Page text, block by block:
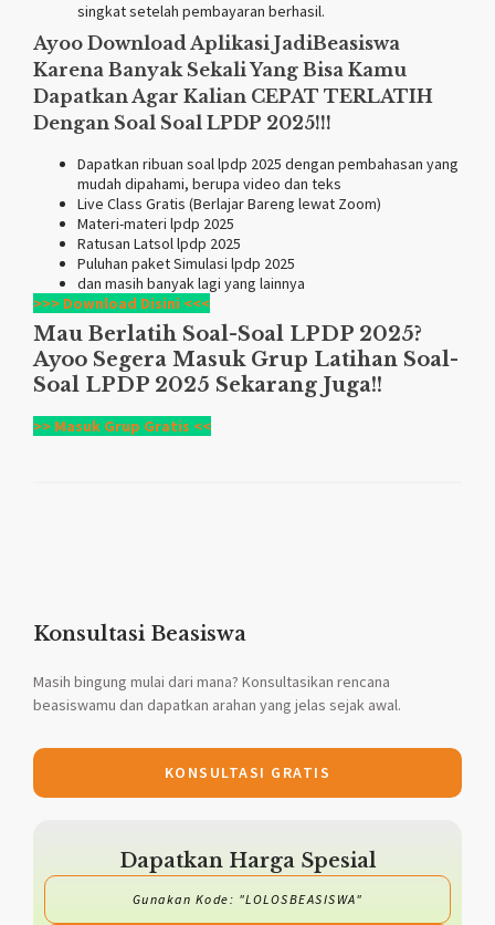
Konsultasi Beasiswa
Masih bingung mulai dari mana? Konsultasikan rencana
beasiswamu dan dapatkan arahan yang jelas sejak awal.
KONSULTASI GRATIS
Dapatkan Harga Spesial
Gunakan Kode: "LOLOSBEASISWA"
singkat setelah pembayaran berhasil.
Ayoo Download Aplikasi JadiBeasiswa
Karena Banyak Sekali Yang Bisa Kamu
Dapatkan Agar Kalian CEPAT TERLATIH
Dengan Soal Soal LPDP 2025!!!
Dapatkan ribuan soal lpdp 2025 dengan pembahasan yang
mudah dipahami, berupa video dan teks
Live Class Gratis (Berlajar Bareng lewat Zoom)
Materi-materi lpdp 2025
Ratusan Latsol lpdp 2025
Puluhan paket Simulasi lpdp 2025
dan masih banyak lagi yang lainnya
>>> Download Disini <<<
Mau Berlatih Soal-Soal LPDP 2025?
Ayoo Segera Masuk Grup Latihan Soal-
Soal LPDP 2025 Sekarang Juga!!
>> Masuk Grup Gratis <<